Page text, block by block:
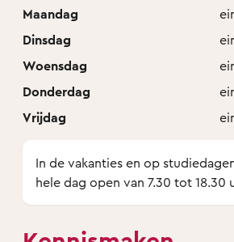
Maandag
Dinsdag
Woensdag
Donderdag
Vrijdag
In de vakanties en op
hele dag open van 7.30 tot 18.30